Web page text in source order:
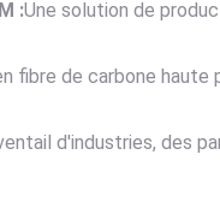
:Une solution de
fibre de carbone
d'industries, des